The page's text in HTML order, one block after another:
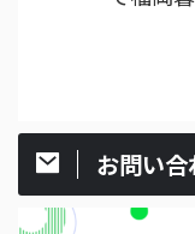
お問い合